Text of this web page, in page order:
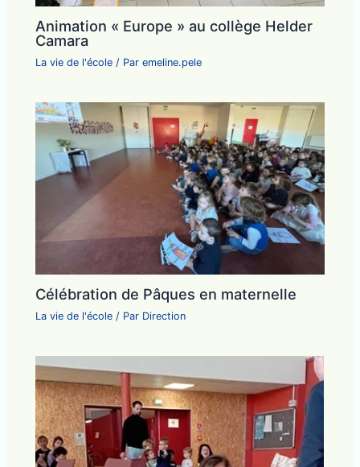
Animation « Europe » au collège Helder
Camara
La vie de l'école / Paremeline.pele
Célébration de Pâques en maternelle
La vie de l'école / Par Direction